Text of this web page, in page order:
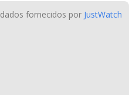
dados fornecidos por JustWatch